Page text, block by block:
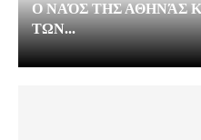
Ο ΝΑΌΣ ΤΗΣ ΑΘΗΝΆΣ
ΤΩΝ...